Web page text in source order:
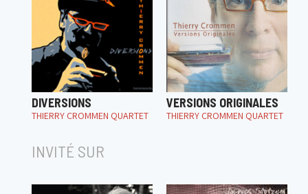
DIVERSIONS
THIERRY CROMMEN QUARTET
VERSIONS ORIGINALES
THIERRY CROMMEN QUARTET
INVITÉ SUR